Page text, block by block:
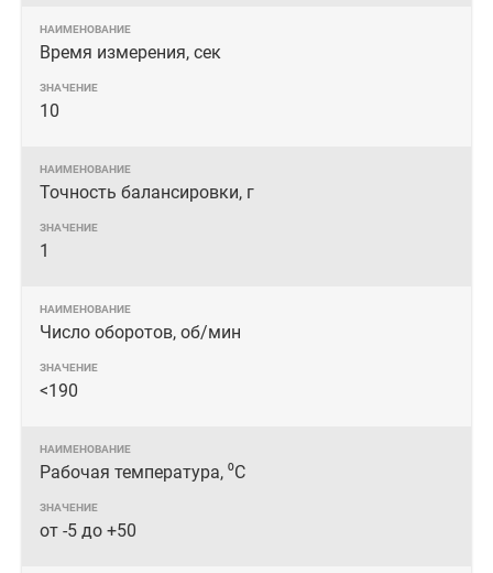
Время измерения, сек
10
Точность балансировки, г
1
Число оборотов, об/мин
<190
Рабочая температура, ⁰С
от -5 до +50